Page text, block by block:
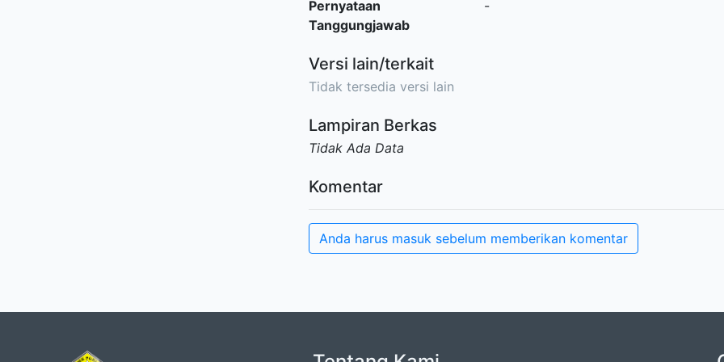
Pernyataan
Tanggungjawab
-
Versi lain/terkait
Tidak tersedia versi lain
Lampiran Berkas
Tidak Ada Data
Komentar
Anda harus masuk sebelum memberikan komentar